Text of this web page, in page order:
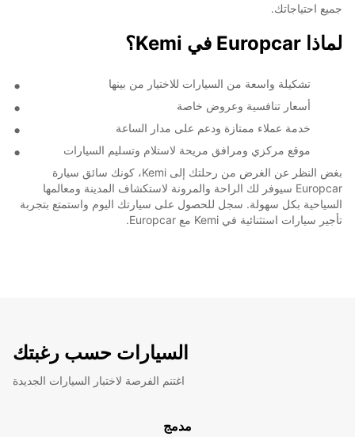
جميع احتياجاتك.
لماذا Europcar في Kemi؟
تشكيلة واسعة من السيارات للاختيار من بينها
أسعار تنافسية وعروض خاصة
خدمة عملاء ممتازة ودعم على مدار الساعة
موقع مركزي ومرافق مريحة لاستلام وتسليم السيارات
بغض النظر عن الغرض من رحلتك إلى Kemi، كونك سائق سيارة
Europcar سيوفر لك الراحة والمرونة لاستكشاف المدينة ومعالمها
السياحية بكل سهولة. سجل للحصول على سيارتك اليوم واستمتع بتجربة
تأجير سيارات استثنائية في Kemi مع Europcar.
السيارات حسب رغبتك
اغتنم الفرصة لاختبار السيارات الجديدة
مدمج